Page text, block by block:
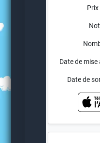
Prix
Date de
Date de